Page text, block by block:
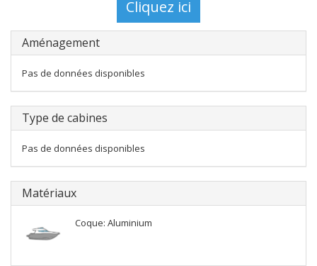
Aménagement
Pas de données disponibles
Type de cabines
Pas de données disponibles
Matériaux
Coque: Aluminium